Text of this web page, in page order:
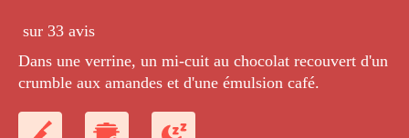
sur 33 avis
Dans une verrine, un mi-cuit au chocolat recouvert d'un
crumble aux amandes et d'une émulsion café.